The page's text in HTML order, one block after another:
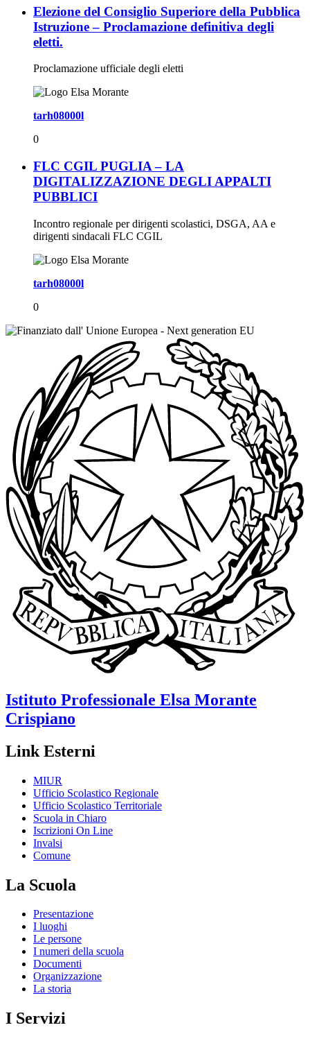
Elezione del Consiglio Superiore della Pubblica
Istruzione – Proclamazione definitiva degli
eletti.
Proclamazione ufficiale degli eletti
tarh08000l
0
FLC CGIL PUGLIA – LA
DIGITALIZZAZIONE DEGLI APPALTI
PUBBLICI
Incontro regionale per dirigenti scolastici, DSGA, AA e
dirigenti sindacali FLC CGIL
tarh08000l
0
Istituto Professionale Elsa Morante
Crispiano
Link Esterni
MIUR
Ufficio Scolastico Regionale
Ufficio Scolastico Territoriale
Scuola in Chiaro
Iscrizioni On Line
Invalsi
Comune
La Scuola
Presentazione
I luoghi
Le persone
I numeri della scuola
Documenti
Organizzazione
La storia
I Servizi